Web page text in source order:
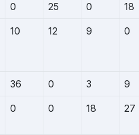
0 25 0 18
10 12 9 0
36 0 3 9
0 0 18 27